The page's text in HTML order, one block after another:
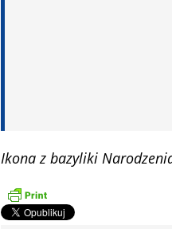
Ikona z bazyliki